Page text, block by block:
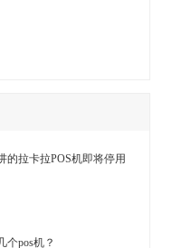
的拉卡拉POS机即将停用
个pos机？